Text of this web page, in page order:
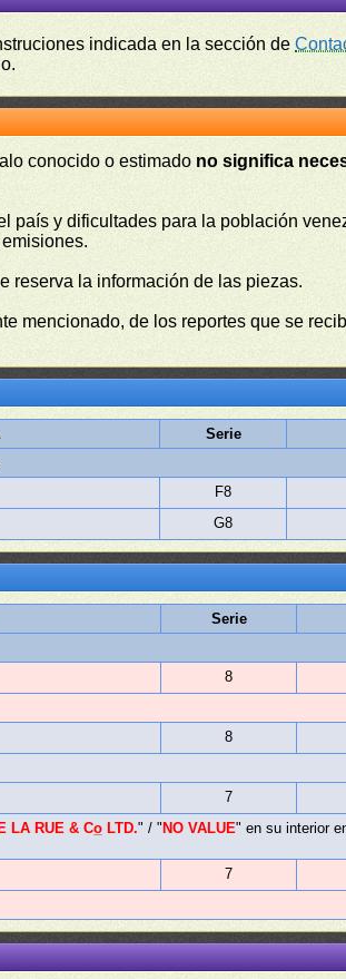
indicada en la sección de
conocido o estimado no significa
país y dificultades para la población
reserva la información de las piezas.
mencionado, de los reportes que se
Serie
F8
G8
Serie
8
8
7
LA RUE & Co̲ LTD." / " NO VALUE" en su interior
7